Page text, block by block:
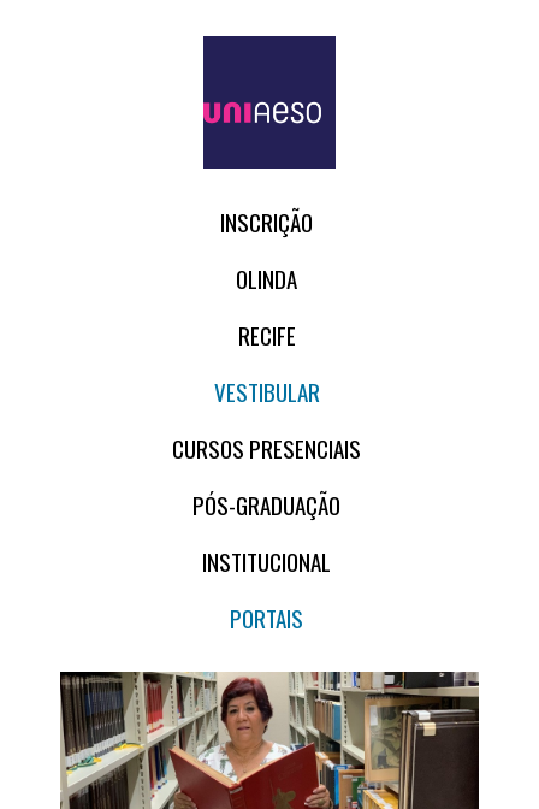
INSCRIÇÃO
OLINDA
RECIFE
VESTIBULAR
CURSOS PRESENCIAIS
PÓS-GRADUAÇÃO
INSTITUCIONAL
PORTAIS